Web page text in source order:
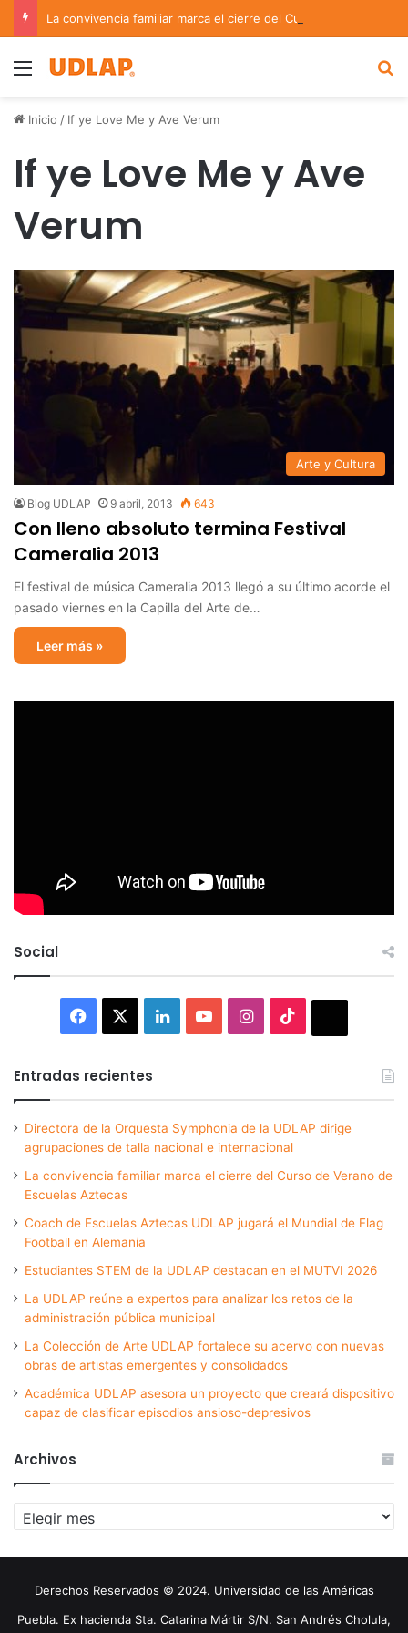
Menu
Inicio / If ye Love Me y Ave Verum
If ye Love Me y Ave
Verum
Arte y Cultura
Blog UDLAP 9 abril, 2013 643
Con lleno absoluto termina Festival
Cameralia 2013
El festival de música Cameralia 2013 llegó a su último acorde el
pasado viernes en la Capilla del Arte de…
Leer más »
Social
Facebook LinkedInYouTubeInstagram
Entradas recientes
Directora de la Orquesta Symphonia de la UDLAP dirige
agrupaciones de talla nacional e internacional
La convivencia familiar marca el cierre del Curso de Verano de
Escuelas Aztecas
Coach de Escuelas Aztecas UDLAP jugará el Mundial de Flag
Football en Alemania
Estudiantes STEM de la UDLAP destacan en el MUTVI 2026
La UDLAP reúne a expertos para analizar los retos de la
administración pública municipal
La Colección de Arte UDLAP fortalece su acervo con nuevas
obras de artistas emergentes y consolidados
Académica UDLAP asesora un proyecto que creará dispositivo
capaz de clasificar episodios ansioso-depresivos
Archivos
Archivos
Derechos Reservados © 2024. Universidad de las Américas
Puebla. Ex hacienda Sta. Catarina Mártir S/N. San Andrés Cholula,